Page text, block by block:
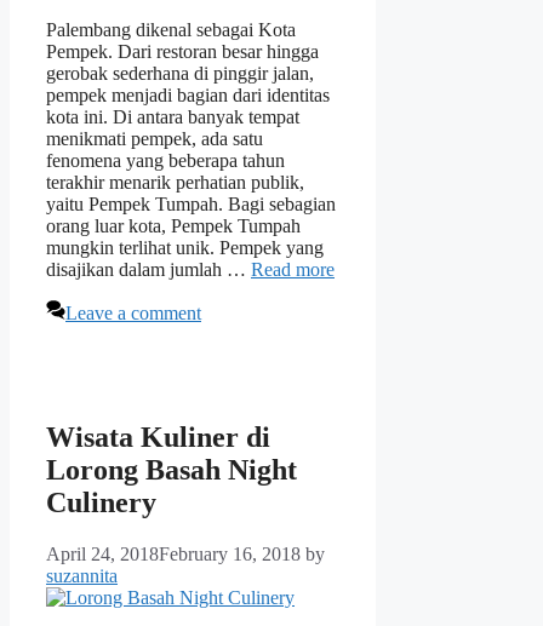
Palembang dikenal sebagai Kota
Pempek. Dari restoran besar hingga
gerobak sederhana di pinggir jalan,
pempek menjadi bagian dari identitas
kota ini. Di antara banyak tempat
menikmati pempek, ada satu
fenomena yang beberapa tahun
terakhir menarik perhatian publik,
yaitu Pempek Tumpah. Bagi sebagian
orang luar kota, Pempek Tumpah
mungkin terlihat unik. Pempek yang
disajikan dalam jumlah … Read more
Leave a comment
Wisata Kuliner di
Lorong Basah Night
Culinery
April 24, 2018February 16, 2018 by
suzannita